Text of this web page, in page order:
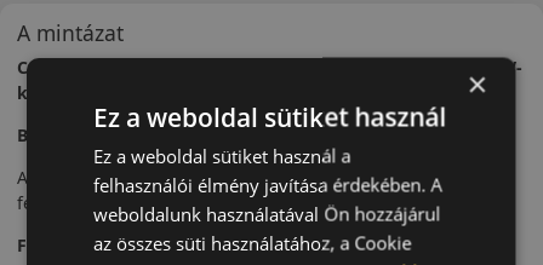
A mintázat
Continental SportContact 5 SUV – Sportos teljesítmény SUV-
khoz
Bevezető
A Continental SportContact 5 SUV egy kifejezetten SUV-khoz
fejlesztett sportos nyári abroncs.
Futófelület és tapadás
×
Ez a weboldal sütiket használ
Ez a weboldal sütiket használ a
felhasználói élmény javítása érdekében. A
weboldalunk használatával Ön hozzájárul
az összes süti használatához, a Cookie